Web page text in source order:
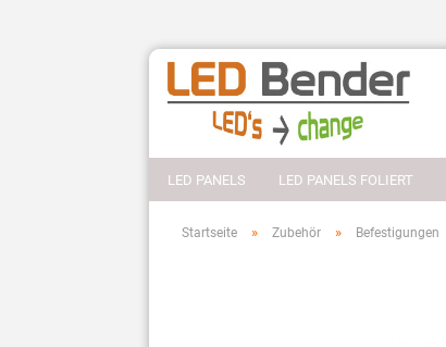
LED PANELS LED PANELS FOLIERT
Startseite » Zubehör » Befestigungen